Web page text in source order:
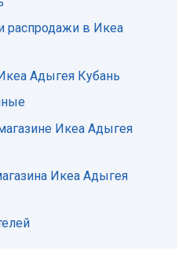
распродажи в Икеа
Адыгея Кубань
Икеа Адыгея
Икеа Адыгея